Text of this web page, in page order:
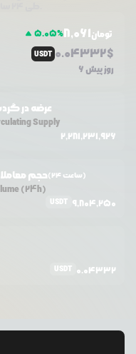
5.05%8,061تومان
USDT 0.04332$
6 روز پیش
عرضه در
Supply
2,281,231,926
حجم (24 ساعت)
(24h)
USDT 9,804,250
USDT 0.04332